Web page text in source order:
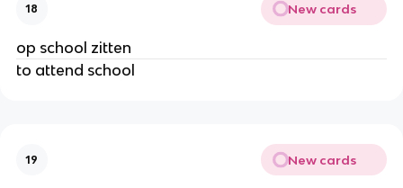
18 New cards
op school zitten
to attend school
19 New cards